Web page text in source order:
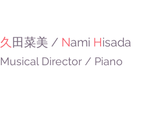
久 田菜美 / Nami Hisada
Musical Director / Piano